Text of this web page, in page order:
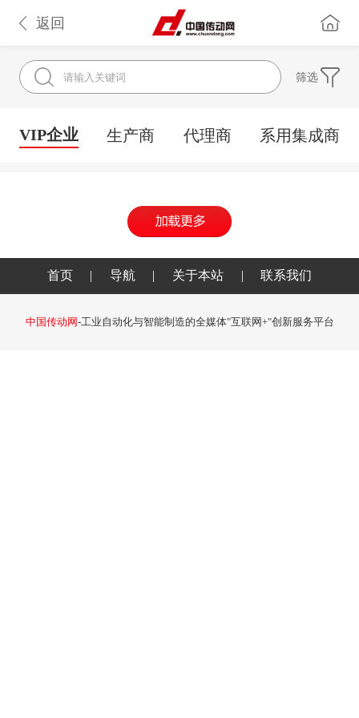
返回
筛选
VIP企业 生产商 代理商 系用集成商
首页 | 导航 | 关于本站 | 联系我们
中国传动网-工业自动化与智能制造的全媒体"互联网+"创新服务平台